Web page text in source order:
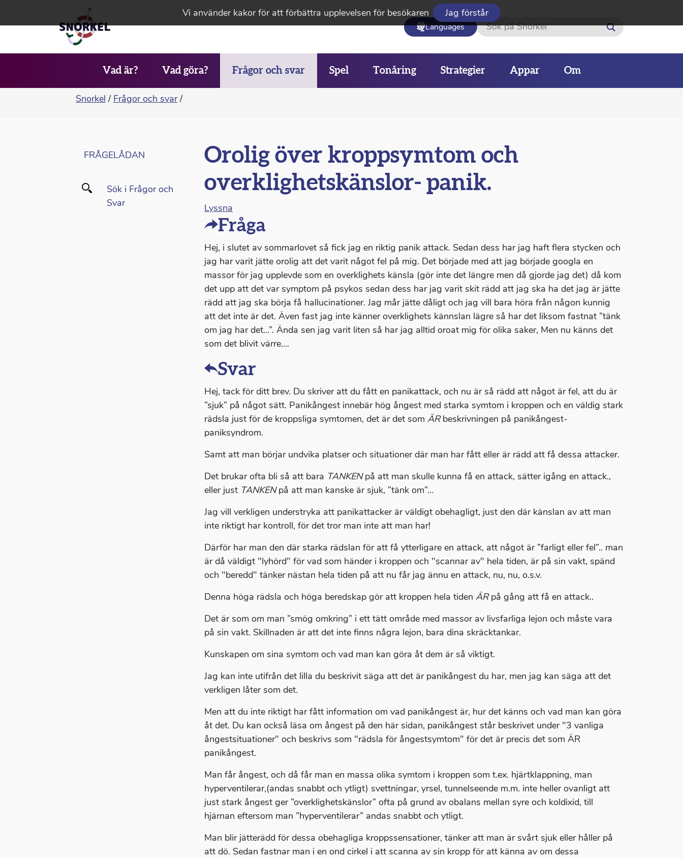
Vi använder kakor för att förbättra upplevelsen för besökaren Jag förstår
Languages Sök
Vad är? Vad göra? Frågor och svar Spel Tonåring Strategier Appar Om
Snorkel / Frågor och svar /
FRÅGELÅDAN
Sök i Frågor och
Svar
Orolig över kroppsymtom och
overklighetskänslor- panik.
Lyssna
Fråga
Hej, i slutet av sommarlovet så fick jag en riktig panik attack. Sedan dess har jag haft flera stycken och
jag har varit jätte orolig att det varit något fel på mig. Det började med att jag började googla en
massor för jag upplevde som en overklighets känsla (gör inte det längre men då gjorde jag det) då kom
det upp att det var symptom på psykos sedan dess har jag varit skit rädd att jag ska ha det jag är jätte
rädd att jag ska börja få hallucinationer. Jag mår jätte dåligt och jag vill bara höra från någon kunnig
att det inte är det. Även fast jag inte känner overklighets kännslan lägre så har det liksom fastnat ”tänk
om jag har det…”. Ända sen jag varit liten så har jag alltid oroat mig för olika saker, Men nu känns det
som det blivit värre….
Svar
Hej, tack för ditt brev. Du skriver att du fått en panikattack, och nu är så rädd att något är fel, att du är
”sjuk” på något sätt. Panikångest innebär hög ångest med starka symtom i kroppen och en väldig stark
rädsla just för de kroppsliga symtomen, det är det som ÄRbeskrivningen på panikångest-
paniksyndrom.
Samt att man börjar undvika platser och situationer där man har fått eller är rädd att få dessa attacker.
Det brukar ofta bli så att bara TANKENpå att man skulle kunna få en attack, sätter igång en attack.,
eller just TANKENpå att man kanske är sjuk, ”tänk om”…
Jag vill verkligen understryka att panikattacker är väldigt obehagligt, just den där känslan av att man
inte riktigt har kontroll, för det tror man inte att man har!
Därför har man den där starka rädslan för att få ytterligare en attack, att något är ”farligt eller fel”.. man
är då väldigt "lyhörd" för vad som händer i kroppen och "scannar av" hela tiden, är på sin vakt, spänd
och "beredd" tänker nästan hela tiden på att nu får jag ännu en attack, nu, nu, o.s.v.
Denna höga rädsla och höga beredskap gör att kroppen hela tiden ÄRpå gång att få en attack..
Det är som om man ”smög omkring” i ett tätt område med massor av livsfarliga lejon och måste vara
på sin vakt. Skillnaden är att det inte finns några lejon, bara dina skräcktankar.
Kunskapen om sina symtom och vad man kan göra åt dem är så viktigt.
Jag kan inte utifrån det lilla du beskrivit säga att det är panikångest du har, men jag kan säga att det
verkligen låter som det.
Men att du inte riktigt har fått information om vad panikångest är, hur det känns och vad man kan göra
åt det. Du kan också läsa om ångest på den här sidan, panikångest står beskrivet under "3 vanliga
ångestsituationer" och beskrivs som "rädsla för ångestsymtom" för det är precis det som ÄR
panikångest.
Man får ångest, och då får man en massa olika symtom i kroppen som t.ex. hjärtklappning, man
hyperventilerar,(andas snabbt och ytligt) svettningar, yrsel, tunnelseende m.m. inte heller ovanligt att
just stark ångest ger ”overklighetskänslor” ofta på grund av obalans mellan syre och koldixid, till
hjärnan eftersom man ”hyperventilerar” andas snabbt och ytligt.
Man blir jätterädd för dessa obehagliga kroppssensationer, tänker att man är svårt sjuk eller håller på
att dö. Sedan fastnar man i en ond cirkel i att scanna av sin kropp för att känna av om dessa